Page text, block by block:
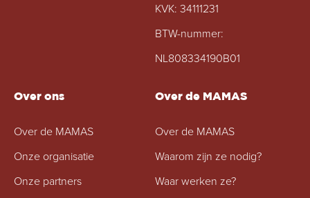
KVK: 34111231
BTW-nummer:
NL808334190B01
Over ons
Over de MAMAS
Onze organisatie
Onze partners
Over de MAMAS
Over de MAMAS
Waarom zijn ze nodig?
Waar werken ze?